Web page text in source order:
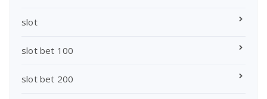
slot
slot bet 100
slot bet 200